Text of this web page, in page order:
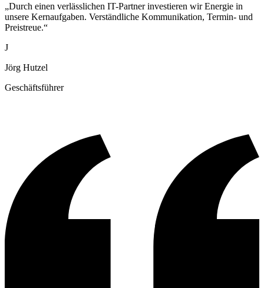
„Durch einen verlässlichen IT-Partner investieren wir Energie in
unsere Kernaufgaben. Verständliche Kommunikation, Termin- und
Preistreue.“
J
Jörg Hutzel
Geschäftsführer